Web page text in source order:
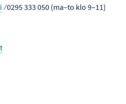
⁄ 0295 333 050 (ma–to klo 9–11)